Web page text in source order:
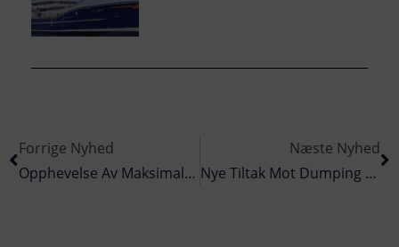
Forrige Nyhed
Opphevelse Av Maksimalkvotene For Torske- Og Seitrålernes Fiske Etter Sei Sør For 62°N
Næste Nyhed
Nye Tiltak Mot Dumping Av Fisk